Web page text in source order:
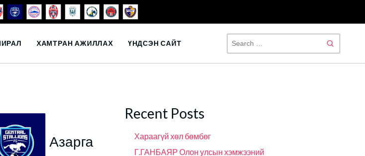
ХАМТРАН АЖИЛЛАХ ҮНДСЭН САЙТ
Азарга
Recent Posts
Хараагүй хөл бөмбөг
Г.ГАНБАЯР Олон улсын хэмжээний